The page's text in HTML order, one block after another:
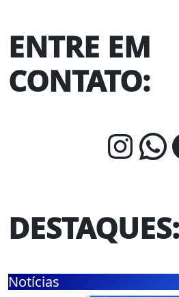
ENTRE EM
CONTATO:
DESTAQUES:
Notícias